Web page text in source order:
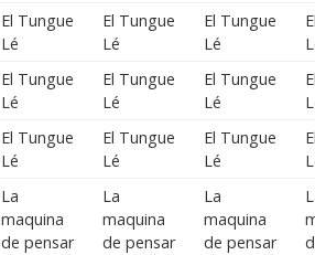
El Tungue
Lé
El Tungue
Lé
El Tungue
Lé
El Tungue
Lé
El Tungue
Lé
El Tungue
Lé
El Tungue
Lé
El Tungue
Lé
El Tungue
Lé
La
maquina
de pensar
La
maquina
de pensar
La
maquina
de pensar